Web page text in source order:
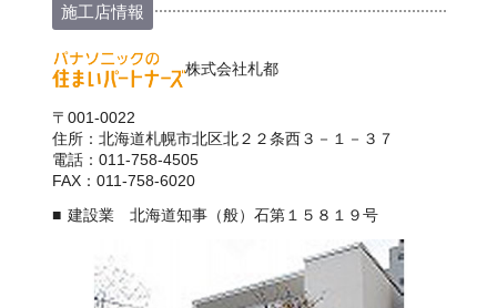
施工店情報
株式会社札都
〒001-0022
住所：北海道札幌市北区北２２条西３－１－３７
電話：011-758-4505
FAX：011-758-6020
建設業 北海道知事（般）石第１５８１９号